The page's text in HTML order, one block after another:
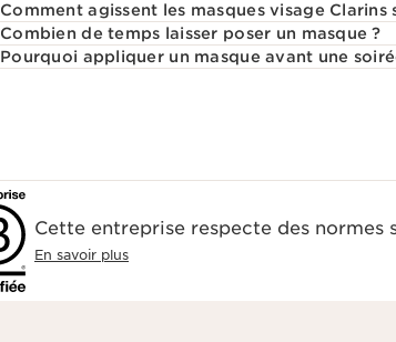
Comment agissent les masques visage Clarins
Combien de temps laisser poser un masque ?
Pourquoi appliquer un masque avant une
Cette entreprise respecte des normes
En savoir plus